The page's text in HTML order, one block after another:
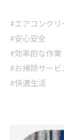
#エアコンクリ
#安心安全
#効率的な作業
#お掃除サービ
#快適生活